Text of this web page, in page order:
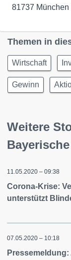
81737 München
Themen in
Wirtschaft
Gewinn
Weitere
Bayerische
11.05.2020 – 09:38
Corona-Krise:
unterstützt
07.05.2020 – 10:18